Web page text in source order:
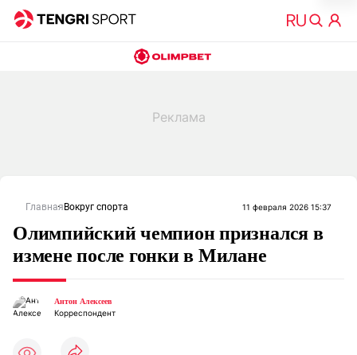
Главная Вокруг спорта 11 февраля 2026 15:37
Олимпийский чемпион признался в
измене после гонки в Милане
Антон Алексеев
Корреспондент